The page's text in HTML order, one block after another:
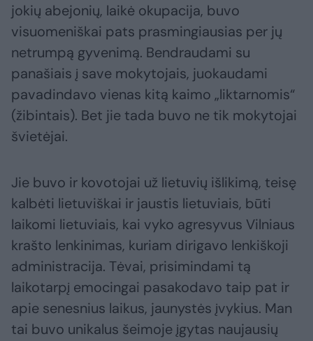
jokių abejonių, laikė okupacija, buvo
visuomeniškai pats prasmingiausias per jų
netrumpą gyvenimą. Bendraudami su
panašiais į save mokytojais, juokaudami
pavadindavo vienas kitą kaimo „liktarnomis“
(žibintais). Bet jie tada buvo ne tik mokytojai
švietėjai.
Jie buvo ir kovotojai už lietuvių išlikimą, teisę
kalbėti lietuviškai ir jaustis lietuviais, būti
laikomi lietuviais, kai vyko agresyvus Vilniaus
krašto lenkinimas, kuriam dirigavo lenkiškoji
administracija. Tėvai, prisimindami tą
laikotarpį emocingai pasakodavo taip pat ir
apie senesnius laikus, jaunystės įvykius. Man
tai buvo unikalus šeimoje įgytas naujausių